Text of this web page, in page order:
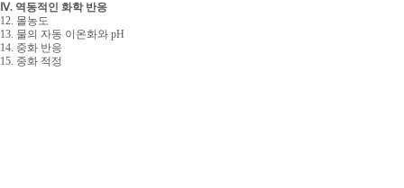
Ⅳ. 역동적인 화학 반응
12. 몰농도
13. 물의 자동 이온화와 pH
14. 중화 반응
15. 중화 적정